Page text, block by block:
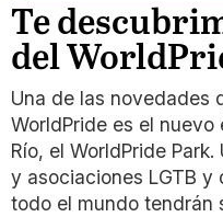
Te
del
Una de las novedades
WorldPride es el
Río, el WorldPride
y asociaciones LGTB y
todo el mundo tendrán